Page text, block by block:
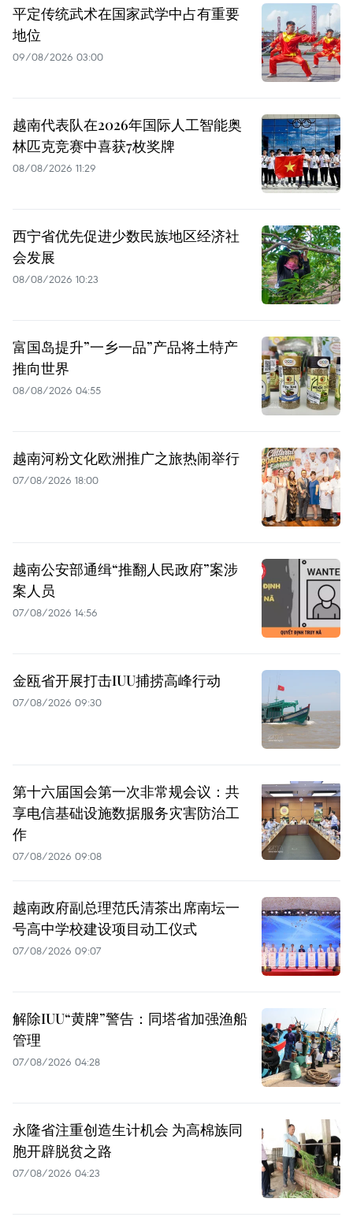
平定传统武术在国家武学中占有重要
地位
09/08/2026 03:00
越南代表队在2026年国际人工智能奥
林匹克竞赛中喜获7枚奖牌
08/08/2026 11:29
西宁省优先促进少数民族地区经济社
会发展
08/08/2026 10:23
富国岛提升”一乡一品”产品将土特产
推向世界
08/08/2026 04:55
越南河粉文化欧洲推广之旅热闹举行
07/08/2026 18:00
越南公安部通缉“推翻人民政府”案涉
案人员
07/08/2026 14:56
金瓯省开展打击IUU捕捞高峰行动
07/08/2026 09:30
第十六届国会第一次非常规会议：共
享电信基础设施数据服务灾害防治工
作
07/08/2026 09:08
越南政府副总理范氏清茶出席南坛一
号高中学校建设项目动工仪式
07/08/2026 09:07
解除IUU“黄牌”警告：同塔省加强渔船
管理
07/08/2026 04:28
永隆省注重创造生计机会 为高棉族同
胞开辟脱贫之路
07/08/2026 04:23